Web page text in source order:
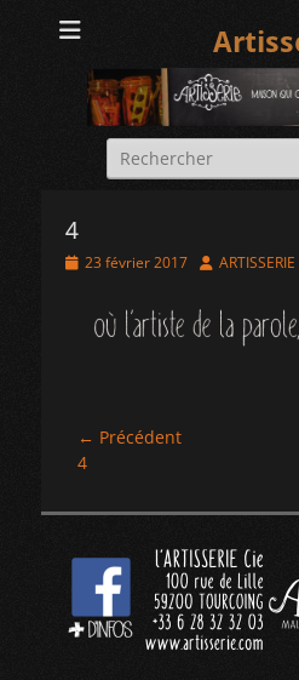
Rechercher :
4
Posted
23 février 2017 Author
ARTISSERIE
Navigation
de
← Précédent
Article
4